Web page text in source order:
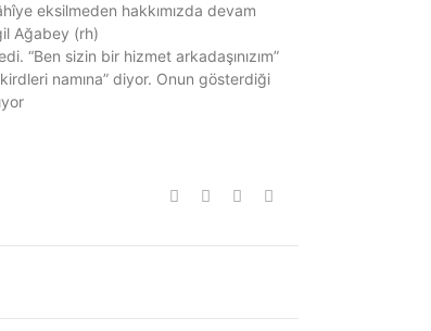
eksilmeden hakkımızda devam
Ağabey (rh)
“Ben sizin bir hizmet arkadaşınızım”
namına” diyor. Onun gösterdiği